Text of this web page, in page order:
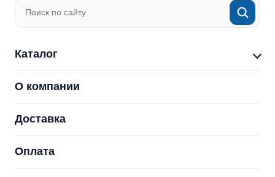
Каталог
О компании
Доставка
Оплата